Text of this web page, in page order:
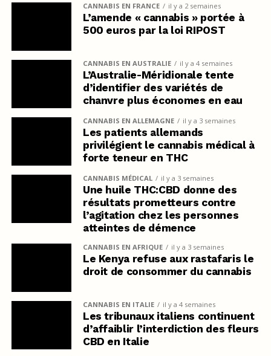
CANNABIS EN FRANCE il y a 2 semaines
L’amende « cannabis » portée à
500 euros par la loi RIPOST
CANNABIS EN AUSTRALIE il y a 4 semaines
L’Australie-Méridionale tente
d’identifier des variétés de
chanvre plus économes en eau
CANNABIS EN ALLEMAGNE il y a 3 semaines
Les patients allemands
privilégient le cannabis médical à
forte teneur en THC
CANNABIS MÉDICAL il y a 3 semaines
Une huile THC:CBD donne des
résultats prometteurs contre
l’agitation chez les personnes
atteintes de démence
CANNABIS EN AFRIQUE il y a 3 semaines
Le Kenya refuse aux rastafaris le
droit de consommer du cannabis
CANNABIS EN ITALIE il y a 4 semaines
Les tribunaux italiens continuent
d’affaiblir l’interdiction des fleurs
CBD en Italie